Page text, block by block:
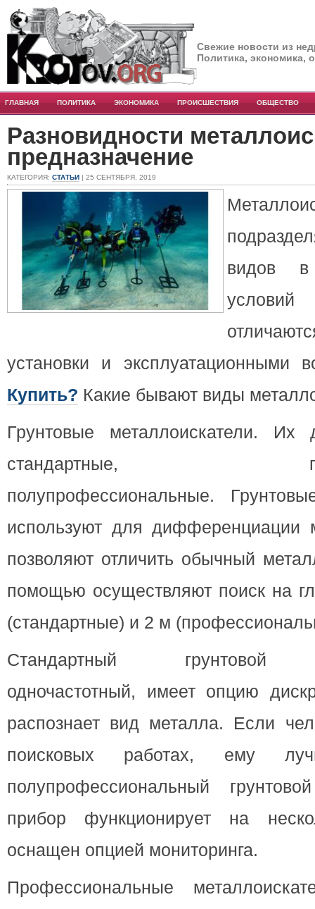
Свежие новости из
Политика, экономика,
ГЛАВНАЯ ПОЛИТИКА ЭКОНОМИКА ПРОИСШЕСТВИЯ ОБЩЕСТВО
Разновидности
предназначение
КАТЕГОРИЯ: СТАТЬИ | 25 СЕНТЯБРЯ, 2019
видов в
установки и эксплуатационными
Купить? Какие бывают виды
Грунтовые металлоискатели.
стандартные,
полупрофессиональные.
используют для дифференциации
позволяют отличить обычный
помощью осуществляют поиск на
(стандартные) и 2 м
Стандартный грунтовой
одночастотный, имеет опцию
распознает вид металла. Если
поисковых работах, ему
полупрофессиональный
прибор функционирует на
оснащен опцией мониторинга.
Профессиональные